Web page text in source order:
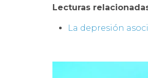
Lecturas
La depresión